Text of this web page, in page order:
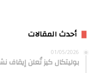
أحدث المقالات
01/05/2026
بوليتكال كيز تُعلن